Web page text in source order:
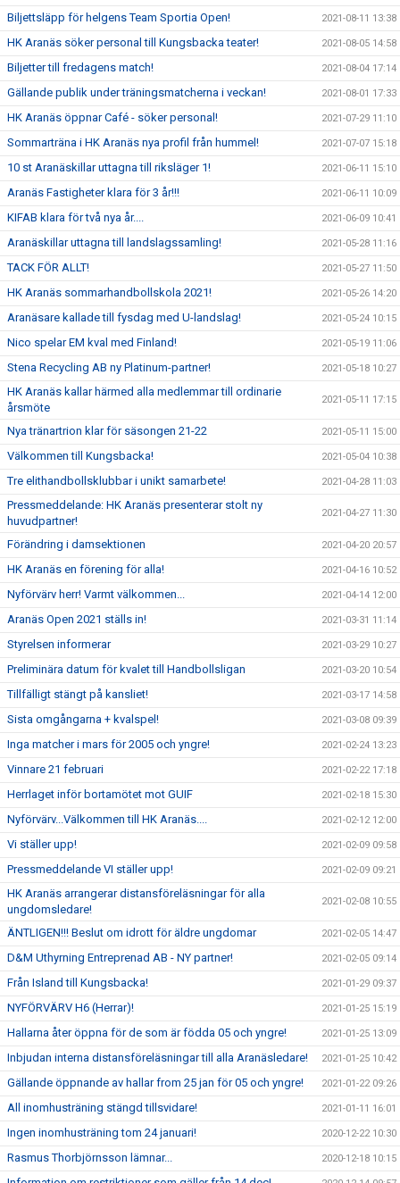
Biljettsläpp för helgens Team Sportia Open! 2021-08-11 13:38
HK Aranäs söker personal till Kungsbacka teater! 2021-08-05 14:58
Biljetter till fredagens match! 2021-08-04 17:14
Gällande publik under träningsmatcherna i veckan! 2021-08-01 17:33
HK Aranäs öppnar Café - söker personal! 2021-07-29 11:10
Sommarträna i HK Aranäs nya profil från hummel! 2021-07-07 15:18
10 st Aranäskillar uttagna till riksläger 1! 2021-06-11 15:10
Aranäs Fastigheter klara för 3 år!!! 2021-06-11 10:09
KIFAB klara för två nya år.... 2021-06-09 10:41
Aranäskillar uttagna till landslagssamling! 2021-05-28 11:16
TACK FÖR ALLT! 2021-05-27 11:50
HK Aranäs sommarhandbollskola 2021! 2021-05-26 14:20
Aranäsare kallade till fysdag med U-landslag! 2021-05-24 10:15
Nico spelar EM kval med Finland! 2021-05-19 11:06
Stena Recycling AB ny Platinum-partner! 2021-05-18 10:27
HK Aranäs kallar härmed alla medlemmar till ordinarie
årsmöte
2021-05-11 17:15
Nya tränartrion klar för säsongen 21-22 2021-05-11 15:00
Välkommen till Kungsbacka! 2021-05-04 10:38
Tre elithandbollsklubbar i unikt samarbete! 2021-04-28 11:03
Pressmeddelande: HK Aranäs presenterar stolt ny
huvudpartner!
2021-04-27 11:30
Förändring i damsektionen 2021-04-20 20:57
HK Aranäs en förening för alla! 2021-04-16 10:52
Nyförvärv herr! Varmt välkommen... 2021-04-14 12:00
Aranäs Open 2021 ställs in! 2021-03-31 11:14
Styrelsen informerar 2021-03-29 10:27
Preliminära datum för kvalet till Handbollsligan 2021-03-20 10:54
Tillfälligt stängt på kansliet! 2021-03-17 14:58
Sista omgångarna + kvalspel! 2021-03-08 09:39
Inga matcher i mars för 2005 och yngre! 2021-02-24 13:23
Vinnare 21 februari 2021-02-22 17:18
Herrlaget inför bortamötet mot GUIF 2021-02-18 15:30
Nyförvärv...Välkommen till HK Aranäs.... 2021-02-12 12:00
Vi ställer upp! 2021-02-09 09:58
Pressmeddelande VI ställer upp! 2021-02-09 09:21
HK Aranäs arrangerar distansföreläsningar för alla
ungdomsledare!
2021-02-08 10:55
ÄNTLIGEN!!! Beslut om idrott för äldre ungdomar 2021-02-05 14:47
D&M Uthyrning Entreprenad AB - NY partner! 2021-02-05 09:14
Från Island till Kungsbacka! 2021-01-29 09:37
NYFÖRVÄRV H6 (Herrar)! 2021-01-25 15:19
Hallarna åter öppna för de som är födda 05 och yngre! 2021-01-25 13:09
Inbjudan interna distansföreläsningar till alla Aranäsledare! 2021-01-25 10:42
Gällande öppnande av hallar from 25 jan för 05 och yngre! 2021-01-22 09:26
All inomhusträning stängd tillsvidare! 2021-01-11 16:01
Ingen inomhusträning tom 24 januari! 2020-12-22 10:30
Rasmus Thorbjörnsson lämnar... 2020-12-18 10:15